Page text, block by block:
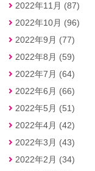
2022年11月 (87)
2022年10月 (96)
2022年9月 (77)
2022年8月 (59)
2022年7月 (64)
2022年6月 (66)
2022年5月 (51)
2022年4月 (42)
2022年3月 (43)
2022年2月 (34)